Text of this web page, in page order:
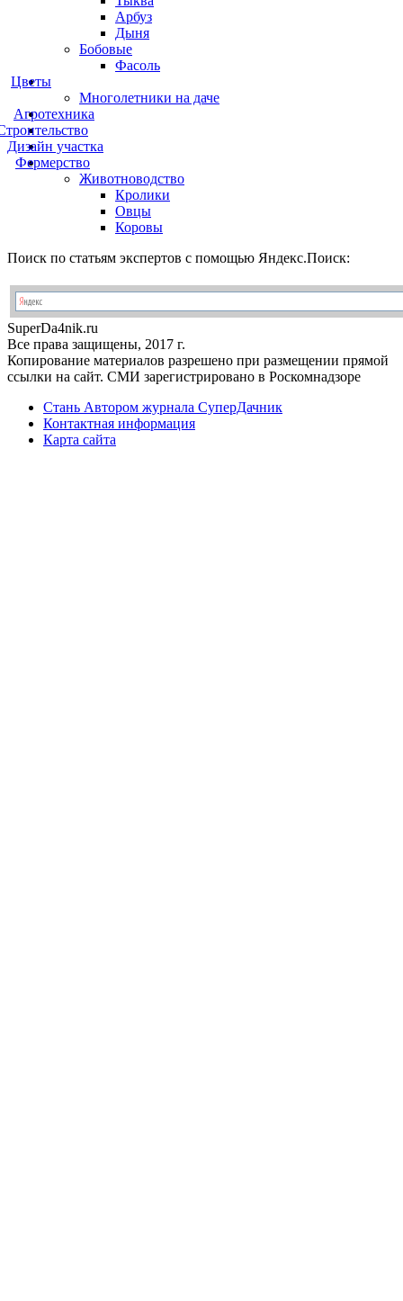
Арбуз
Дыня
Бобовые
Фасоль
Цветы
Многолетники на даче
Агротехника
Дизайн участка
Фермерство
Животноводство
Кролики
Овцы
Коровы
Поиск по статьям экспертов с помощью Яндекс.Поиск:
SuperDa4nik.ru
Все права защищены, 2017 г.
Копирование материалов разрешено при размещении прямой
ссылки на сайт. СМИ зарегистрировано в Роскомнадзоре
Стань Автором журнала СуперДачник
Контактная информация
Карта сайта